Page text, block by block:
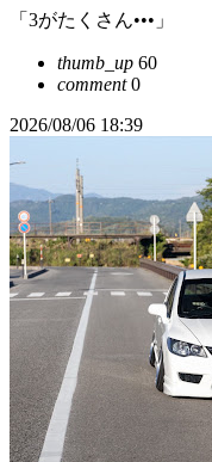
「3がたくさん•••」
thumb_up 60
comment0
2026/08/06 18:39